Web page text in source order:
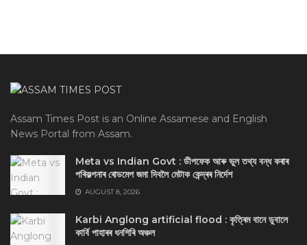
Assam Times Post is an Online Assamese and English
News Portal from Assam.
Meta vs Indian Govt : ডীপফেক আৰু ভুল তথ্য বন্ধ কৰাৰ
পৰিকল্পনাৰ ৰোডমেপ জমা দিবলৈ মেটাক কেন্দ্ৰৰ নিৰ্দেশ
AUGUST 8, 2026
Karbi Anglong artificial flood : কৃত্ৰিম বানে ডুবালে
কাৰ্বি পাহাৰৰ ধনশিৰি অঞ্চল